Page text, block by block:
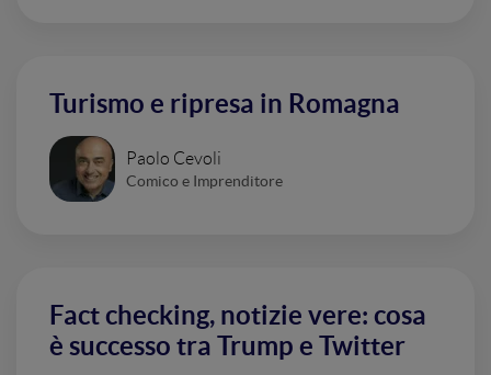
Turismo e ripresa in Romagna
Paolo Cevoli
Comico e Imprenditore
Fact checking, notizie vere: cosa
è successo tra Trump e Twitter